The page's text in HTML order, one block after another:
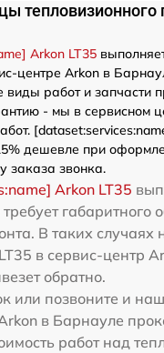
тепловизионного
Arkon LT35
центре Arkon в
виды работ и запчасти
- мы в сервисном
дешевле при
заказа звонка.
Arkon LT35
габаритного
В таких случаях
в сервис-центр
обратно.
или позвоните и
в Барнауле
работ над